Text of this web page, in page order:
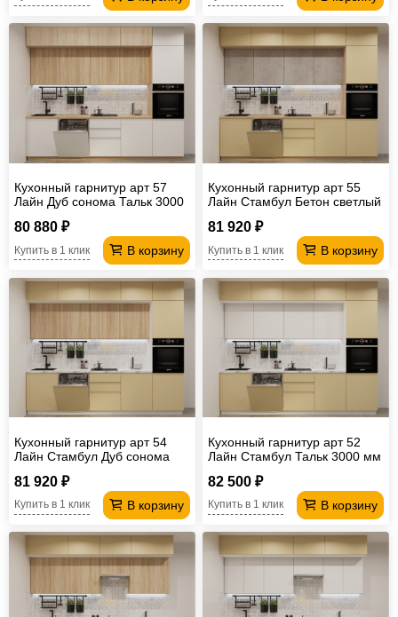
Кухонный гарнитур арт 57
Лайн Дуб сонома Тальк 3000
80 880 ₽
В корзину
Купить в 1 клик
Кухонный гарнитур арт 55
Лайн Стамбул Бетон светлый
81 920 ₽
В корзину
Купить в 1 клик
Кухонный гарнитур арт 54
Лайн Стамбул Дуб сонома
81 920 ₽
В корзину
Купить в 1 клик
Кухонный гарнитур арт 52
Лайн Стамбул Тальк 3000 мм
82 500 ₽
В корзину
Купить в 1 клик